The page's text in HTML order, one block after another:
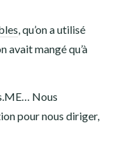
, qu’on a utilisé
avait mangé qu’à
Nous
pour nous diriger,